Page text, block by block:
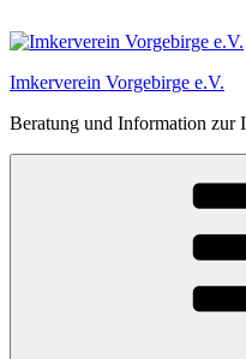
Inhalt
Imkerverein Vorgebirge e.V.
Beratung und Information zur